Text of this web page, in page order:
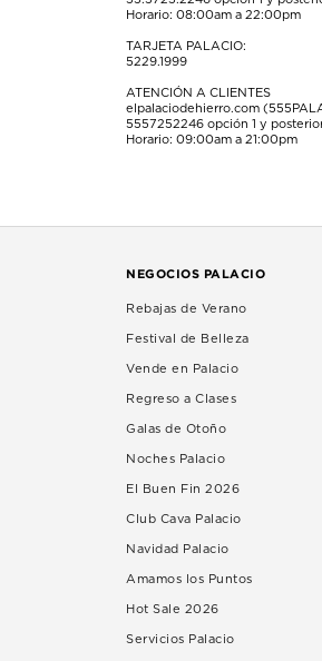
Horario: 08:00am a 22:00pm
TARJETA PALACIO:
5229.1999
ATENCIÓN A CLIENTES
elpalaciodehierro.com
5557252246 opción 1 y
Horario: 09:00am a 21:00pm
NEGOCIOS PALACIO
Rebajas de Verano
Festival de Belleza
Vende en Palacio
Regreso a Clases
Galas de Otoño
Noches Palacio
El Buen Fin 2026
Club Cava Palacio
Navidad Palacio
Amamos los Puntos
Hot Sale 2026
Servicios Palacio